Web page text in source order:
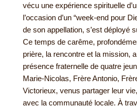
vécu une expérience spirituelle
l’occasion d’un “week-end pour
de son appellation, s’est déployé
Ce temps de carême,
prière, la rencontre et la mission,
présence fraternelle de quatre
Marie-Nicolas, Frère Antonio,
Victorieux, venus partager leur
avec la communauté locale. À